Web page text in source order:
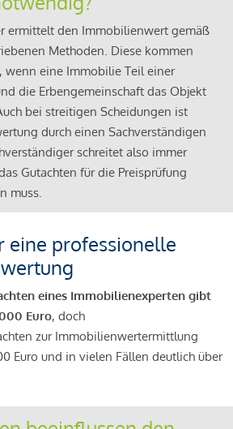
ermittelt den Immobilienwert gemäß
Methoden. Diese kommen
wenn eine Immobilie Teil einer
die Erbengemeinschaft das Objekt
bei streitigen Scheidungen ist
durch einen Sachverständigen
schreitet also immer
Gutachten für die Preisprüfung
muss.
eine professionelle
eines Immobilienexperten gibt
Euro, doch
zur Immobilienwertermittlung
Euro und in vielen Fällen deutlich über